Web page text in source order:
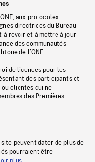
aux protocoles
directrices du Bureau
à revoir et à mettre à jour
des communautés
de l’ONF.
de licences pour les
des participants et
clientes qui ne
des Premières
peuvent dater de plus de
pourraient être
plus